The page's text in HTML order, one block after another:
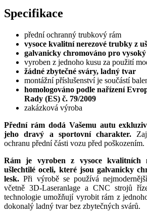
Specifikace
přední ochranný trubkový rám
vysoce kvalitní nerezové trubky z
galvanicky chromováno pro vysoký
vyroben z jednoho kusu za použití
žádné zbytečné sváry, ladný tvar
montážní příslušenství je součástí
homologováno podle nařízení
Rady (ES) č. 79/2009
zakázková výroba
Přední rám dodá Vašemu autu
jeho dravý a sportovní charakter.
ochranu přední části vozu před poškozením.
Rám je vyroben z vysoce kvalitních
ušlechtilé oceli, které jsou galvanicky
lesk. Při výrobě se používá
včetně 3D-Laseranlage a CNC strojů
technologie umožňují vyrobit rám z
dokonalý ladný tvar bez zbytečných svárů.